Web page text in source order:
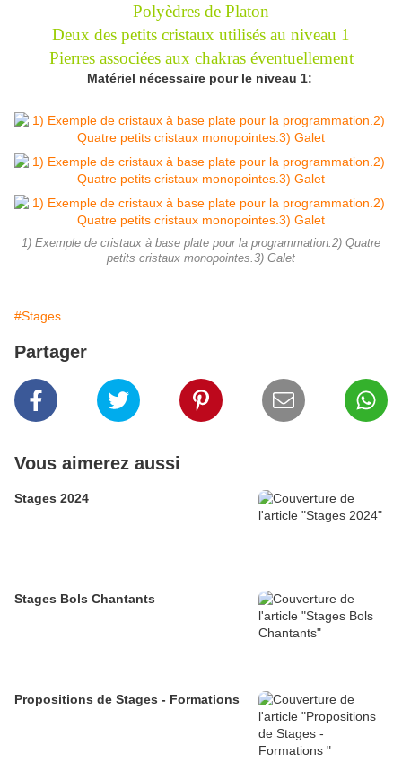
Polyèdres de Platon
Deux des petits cristaux utilisés au niveau 1
Pierres associées aux chakras éventuellement
Matériel nécessaire pour le niveau 1:
1) Exemple de cristaux à base plate pour la programmation.2) Quatre
petits cristaux monopointes.3) Galet
#Stages
Partager
Vous aimerez aussi
Stages 2024
Stages Bols Chantants
Propositions de Stages - Formations